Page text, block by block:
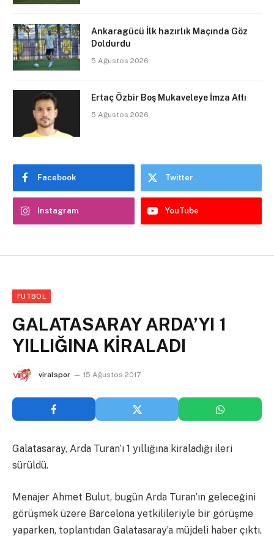
Ankaragücü İlk hazırlık Maçında Göz
Doldurdu
5 Ağustos 2026
Ertaç Özbir Boş Mukaveleye İmza Attı
5 Ağustos 2026
Facebook Twitter
Instagram YouTube
FUTBOL
GALATASARAY ARDA’YI 1
YILLIĞINA KİRALADI
viralspor 15 Ağustos 2017
Galatasaray, Arda Turan’ı 1 yıllığına kiraladığı ileri
sürüldü.
Menajer Ahmet Bulut, bugün Arda Turan’ın geleceğini
görüşmek üzere Barcelona yetkilileriyle bir görüşme
yaparken, toplantıdan Galatasaray’a müjdeli haber çıktı.